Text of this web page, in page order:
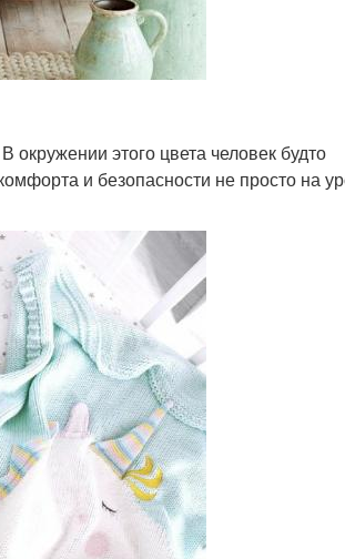
этого цвета человек будто
и безопасности не просто на